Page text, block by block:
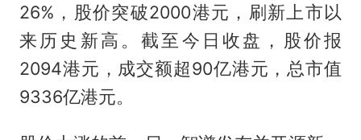
26%，股价突破2000港元，刷新上市以
来历史新高。截至今日收盘，股价报
2094港元，成交额超90亿港元，总市值
9336亿港元。